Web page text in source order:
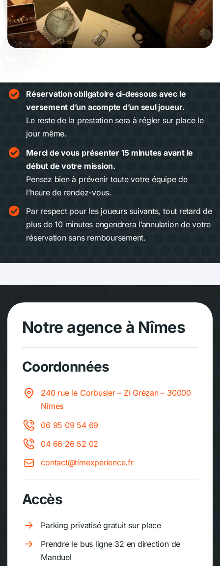
Réservation obligatoire ci-dessous avec le
versement d’un acompte d’un seul joueur.
Le reste de la prestation sera à régler sur place le
jour même.
Merci de vous présenter 15 minutes avant le
début de votre mission.
Pensez bien à prévenir toute votre équipe de
l’heure de rendez-vous.
Par respect pour les joueurs suivants, tout retard de
plus de 10 minutes engendrera l’annulation de votre
réservation sans remboursement.
Notre agence à Nîmes
Coordonnées
240 rue le Corbusier – ZI Grézan – 30000
Nîmes
06 95 09 54 69
04 66 26 52 02
contact@timexperience.fr
Accès
Parking privatisé gratuit sur place
Prendre le bus ligne 32 en direction de
Manduel